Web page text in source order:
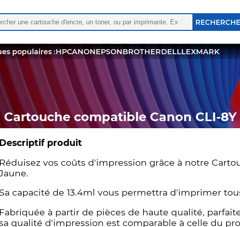
:
les résultats de l'auto-complétion sont disponibles,
populaires :HPCANONEPSONBROTHERDELLLEXMARK
Cartouche compatible Canon CLI-8Y
Descriptif produit
Réduisez vos coûts d'impression grâce à notre
Sa capacité de 13.4ml vous permettra d'imprimer
Fabriquée à partir de pièces de haute qualité,
qualité d'impression est comparable à celle du